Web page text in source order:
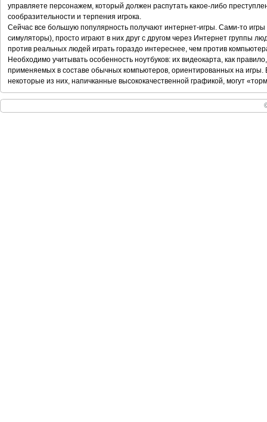
управляете персонажем, который должен распутать какое-либо
сообразительности и терпения игрока.
Сейчас все большую популярность получают интернет-игры. Сами-то игры
симуляторы), просто играют в них друг с другом через Интернет группы
против реальных людей играть гораздо интереснее, чем против
Необходимо учитывать особенность ноутбуков: их видеокарта, как
применяемых в составе обычных компьютеров, ориентированных на игры.
некоторые из них, напичканные высококачественной графикой, могут